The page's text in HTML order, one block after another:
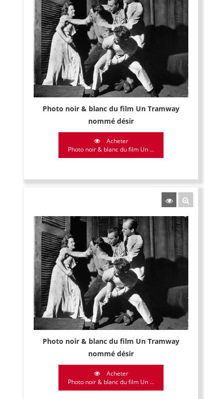
Photo noir & blanc du film Un Tramway
nommé désir
Acheter
Photo noir & blanc du film Un ...
Photo noir & blanc du film Un Tramway
nommé désir
Acheter
Photo noir & blanc du film Un ...